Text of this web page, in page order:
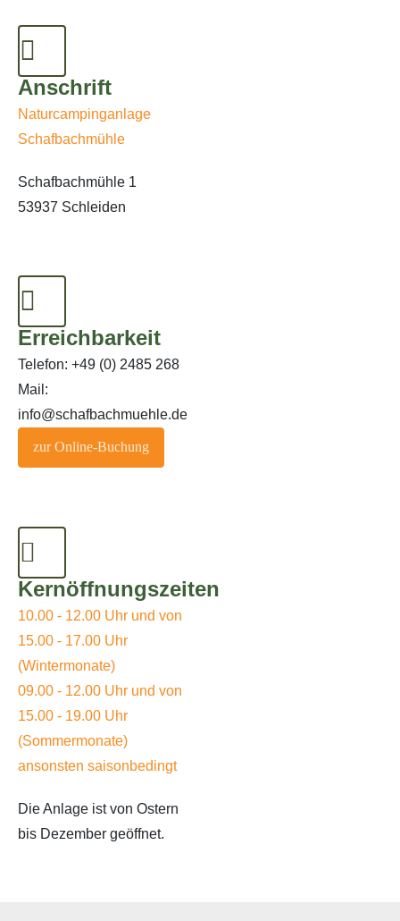
Anschrift
Naturcampinganlage
Schafbachmühle
Schafbachmühle 1
53937 Schleiden
Erreichbarkeit
Telefon: +49 (0) 2485 268
Mail:
info@schafbachmuehle.de
zur Online-Buchung
Kernöffnungszeiten
10.00 - 12.00 Uhr und von
15.00 - 17.00 Uhr
(Wintermonate)
09.00 - 12.00 Uhr und von
15.00 - 19.00 Uhr
(Sommermonate)
ansonsten saisonbedingt
Die Anlage ist von Ostern
bis Dezember geöffnet.